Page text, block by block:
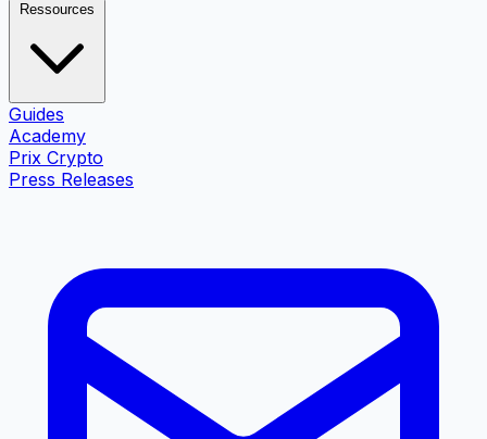
Ressources
Guides
Academy
Prix Crypto
Press Releases